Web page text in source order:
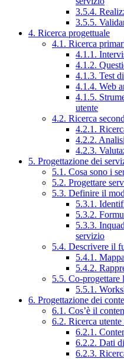
3.5.4.
3.5.5.
4. Ricerca progettuale
4.1. Ricerca
4.1.1.
4.1.2.
4.1.3. Test
4.1.4. Web
4.1.5.
utente
4.2. Ricerca
4.2.1.
4.2.2.
4.2.3.
5. Progettazione dei
5.1. Cosa sono i
5.2. Progettare
5.3. Definire il
5.3.1.
5.3.2.
5.3.3.
servizio
5.4. Descrivere il
5.4.1.
5.4.2.
5.5. Co-progettare
5.5.1.
6. Progettazione dei
6.1. Cos’è il
6.2. Ricerca
6.2.1.
6.2.2. Dati
6.2.3.